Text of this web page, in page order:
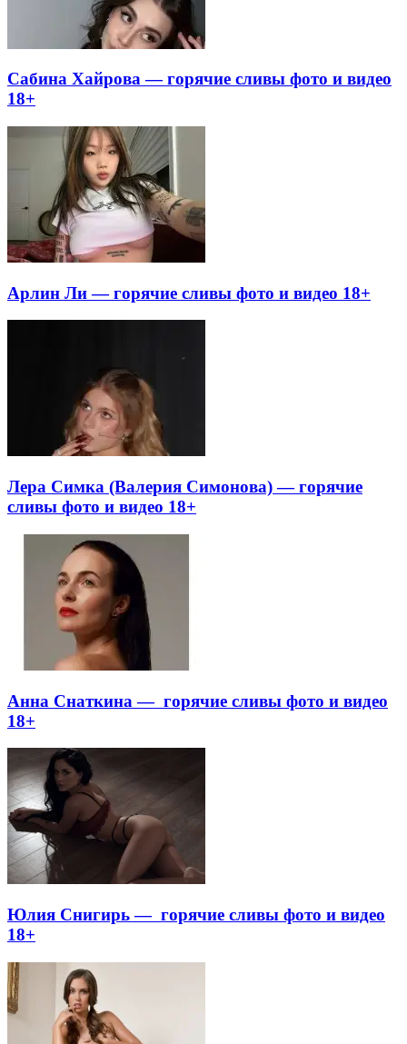
Сабина Хайрова — горячие сливы фото и видео
18+
Арлин Ли — горячие сливы фото и видео 18+
Лера Симка (Валерия Симонова) — горячие
сливы фото и видео 18+
Анна Снаткина — горячие сливы фото и видео
18+
Юлия Снигирь — горячие сливы фото и видео
18+